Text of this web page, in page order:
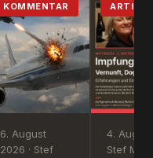
KOMMENTAR
6. August
2026 · Stef
ARTIKEL
4.
Stef